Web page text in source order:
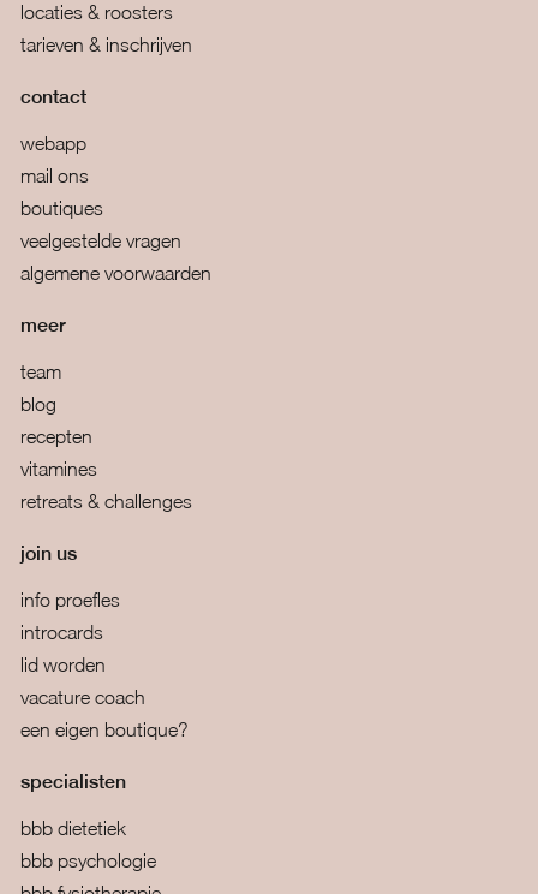
locaties & roosters
tarieven & inschrijven
contact
webapp
mail ons
boutiques
veelgestelde vragen
algemene voorwaarden
meer
team
blog
recepten
vitamines
retreats & challenges
join us
info proefles
introcards
lid worden
vacature coach
een eigen boutique?
specialisten
bbb dietetiek
bbb psychologie